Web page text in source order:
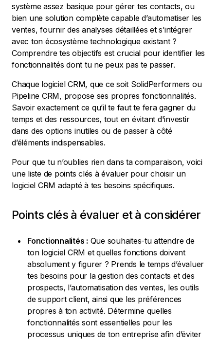
système assez basique pour gérer tes contacts, ou
bien une solution complète capable d’automatiser les
ventes, fournir des analyses détaillées et s’intégrer
avec ton écosystème technologique existant ?
Comprendre tes objectifs est crucial pour identifier les
fonctionnalités dont tu ne peux pas te passer.
Chaque logiciel CRM, que ce soit SolidPerformers ou
Pipeline CRM, propose ses propres fonctionnalités.
Savoir exactement ce qu’il te faut te fera gagner du
temps et des ressources, tout en évitant d'investir
dans des options inutiles ou de passer à côté
d’éléments indispensables.
Pour que tu n’oublies rien dans ta comparaison, voici
une liste de points clés à évaluer pour choisir un
logiciel CRM adapté à tes besoins spécifiques.
Points clés à évaluer et à considérer
Fonctionnalités : Que souhaites-tu attendre de
ton logiciel CRM et quelles fonctions doivent
absolument y figurer ? Prends le temps d’évaluer
tes besoins pour la gestion des contacts et des
prospects, l’automatisation des ventes, les outils
de support client, ainsi que les préférences
propres à ton activité. Détermine quelles
fonctionnalités sont essentielles pour les
processus uniques de ton entreprise afin d’éviter